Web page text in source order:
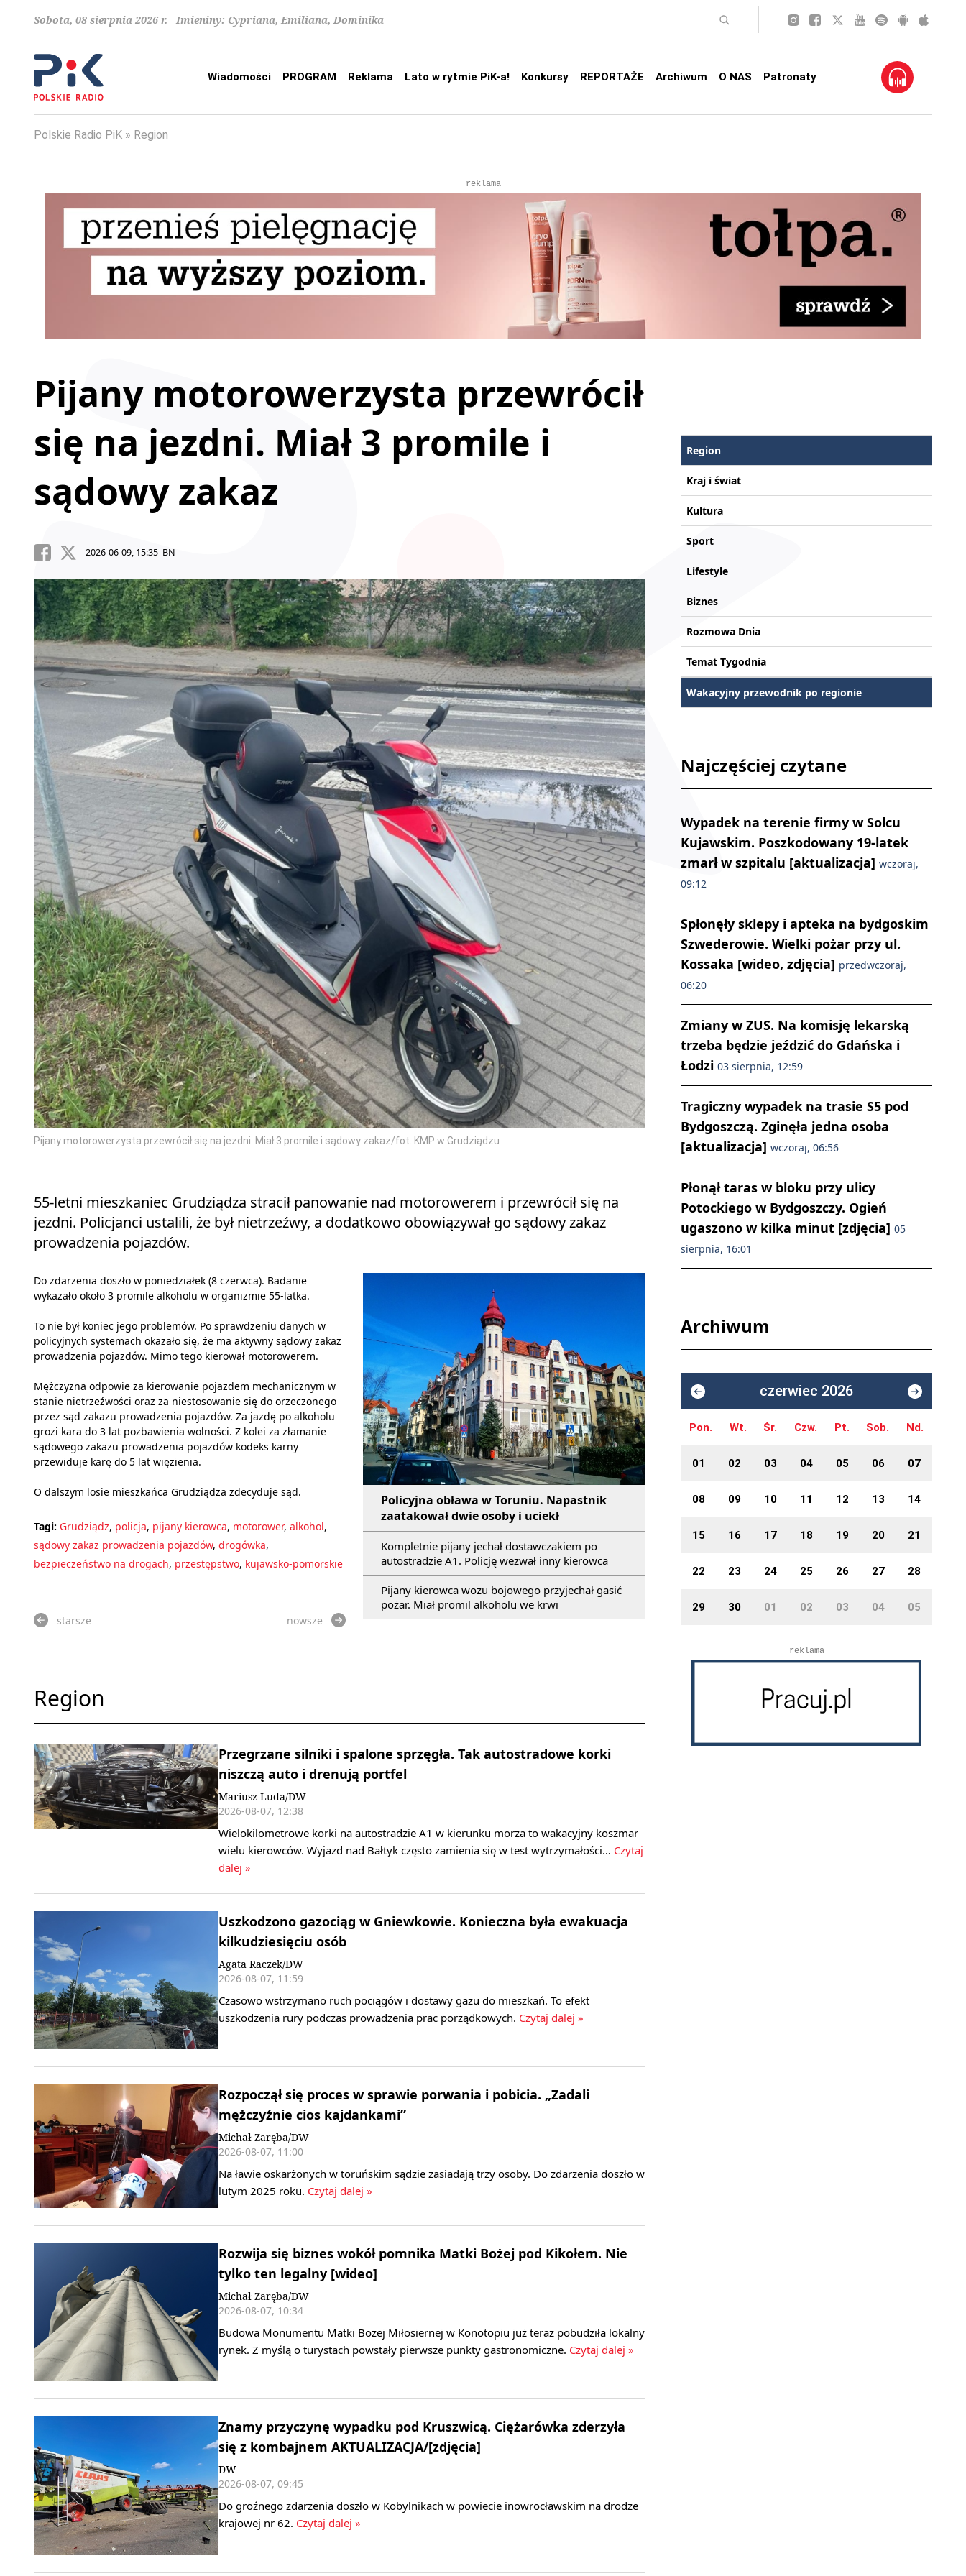
Sobota, 08 sierpnia 2026 r. Imieniny: Cypriana, Emiliana, Dominika
Wiadomości PROGRAM Reklama Lato w rytmie PiK-a! Konkursy REPORTAŻE Archiwum O NAS Patronaty
Polskie Radio PiK Region
reklama
Pijany motorowerzysta przewrócił
się na jezdni. Miał 3 promile i
sądowy zakaz
2026-06-09, 15:35 BN
Pijany motorowerzysta przewrócił się na jezdni. Miał 3 promile i sądowy zakaz/fot. KMP w Grudziądzu
55-letni mieszkaniec Grudziądza stracił panowanie nad motorowerem i przewrócił się na
jezdni. Policjanci ustalili, że był nietrzeźwy, a dodatkowo obowiązywał go sądowy zakaz
prowadzenia pojazdów.
Policyjna obława w Toruniu. Napastnik
zaatakował dwie osoby i uciekł
Kompletnie pijany jechał dostawczakiem po
autostradzie A1. Policję wezwał inny kierowca
Pijany kierowca wozu bojowego przyjechał gasić
pożar. Miał promil alkoholu we krwi
Do zdarzenia doszło w poniedziałek (8 czerwca). Badanie
wykazało około 3 promile alkoholu w organizmie 55-latka.
To nie był koniec jego problemów. Po sprawdzeniu danych w
policyjnych systemach okazało się, że ma aktywny sądowy zakaz
prowadzenia pojazdów. Mimo tego kierował motorowerem.
Mężczyzna odpowie za kierowanie pojazdem mechanicznym w
stanie nietrzeźwości oraz za niestosowanie się do orzeczonego
przez sąd zakazu prowadzenia pojazdów. Za jazdę po alkoholu
grozi kara do 3 lat pozbawienia wolności. Z kolei za złamanie
sądowego zakazu prowadzenia pojazdów kodeks karny
przewiduje karę do 5 lat więzienia.
O dalszym losie mieszkańca Grudziądza zdecyduje sąd.
Tagi: Grudziądz, policja, pijany kierowca, motorower, alkohol,
sądowy zakaz prowadzenia pojazdów, drogówka,
bezpieczeństwo na drogach, przestępstwo, kujawsko-pomorskie
starsze nowsze
Region
Przegrzane silniki i spalone sprzęgła. Tak autostradowe korki
niszczą auto i drenują portfel
Mariusz Luda/DW
2026-08-07, 12:38
Wielokilometrowe korki na autostradzie A1 w kierunku morza to wakacyjny koszmar
wielu kierowców. Wyjazd nad Bałtyk często zamienia się w test wytrzymałości… Czytaj
dalej »
Uszkodzono gazociąg w Gniewkowie. Konieczna była ewakuacja
kilkudziesięciu osób
Agata Raczek/DW
2026-08-07, 11:59
Czasowo wstrzymano ruch pociągów i dostawy gazu do mieszkań. To efekt
uszkodzenia rury podczas prowadzenia prac porządkowych. Czytaj dalej »
Rozpoczął się proces w sprawie porwania i pobicia. „Zadali
mężczyźnie cios kajdankami”
Michał Zaręba/DW
2026-08-07, 11:00
Na ławie oskarżonych w toruńskim sądzie zasiadają trzy osoby. Do zdarzenia doszło w
lutym 2025 roku. Czytaj dalej »
Rozwija się biznes wokół pomnika Matki Bożej pod Kikołem. Nie
tylko ten legalny [wideo]
Michał Zaręba/DW
2026-08-07, 10:34
Budowa Monumentu Matki Bożej Miłosiernej w Konotopiu już teraz pobudziła lokalny
rynek. Z myślą o turystach powstały pierwsze punkty gastronomiczne. Czytaj dalej »
Znamy przyczynę wypadku pod Kruszwicą. Ciężarówka zderzyła
się z kombajnem AKTUALIZACJA/[zdjęcia]
DW
2026-08-07, 09:45
Do groźnego zdarzenia doszło w Kobylnikach w powiecie inowrocławskim na drodze
krajowej nr 62. Czytaj dalej »
Region
Kraj i świat
Kultura
Sport
Lifestyle
Biznes
Rozmowa Dnia
Temat Tygodnia
Wakacyjny przewodnik po regionie
Najczęściej czytane
Wypadek na terenie firmy w Solcu
Kujawskim. Poszkodowany 19-latek
zmarł w szpitalu [aktualizacja] wczoraj,
09:12
Spłonęły sklepy i apteka na bydgoskim
Szwederowie. Wielki pożar przy ul.
Kossaka [wideo, zdjęcia] przedwczoraj,
06:20
Zmiany w ZUS. Na komisję lekarską
trzeba będzie jeździć do Gdańska i
Łodzi 03 sierpnia, 12:59
Tragiczny wypadek na trasie S5 pod
Bydgoszczą. Zginęła jedna osoba
[aktualizacja] wczoraj, 06:56
Płonął taras w bloku przy ulicy
Potockiego w Bydgoszczy. Ogień
ugaszono w kilka minut [zdjęcia] 05
sierpnia, 16:01
Archiwum
czerwiec 2026
Pon. Wt. Śr. Czw. Pt. Sob. Nd.
01 02 03 04 05 06 07
08 09 10 11 12 13 14
15 16 17 18 19 20 21
22 23 24 25 26 27 28
29 30 01 02 03 04 05
reklama